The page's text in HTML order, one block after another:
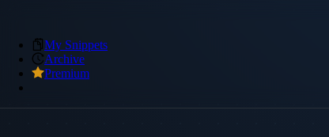
My Snippets
Archive
Premium